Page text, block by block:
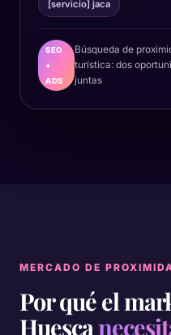
[servicio] jaca
SEO
+
ADS
Búsqueda de
turística: dos
juntas
MERCADO DE
Por qué el
Huesca